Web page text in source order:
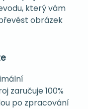
který vám
obrázek
zaručuje 100%
po zpracování